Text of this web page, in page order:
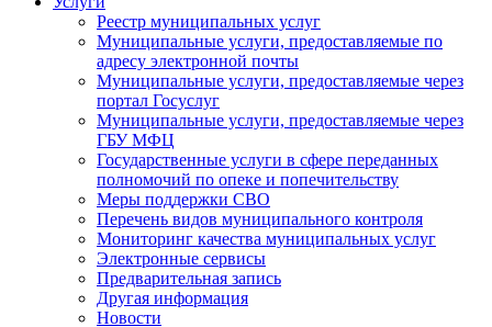
Реестр муниципальных услуг
Муниципальные услуги, предоставляемые по
адресу электронной почты
Муниципальные услуги, предоставляемые через
портал Госуслуг
Муниципальные услуги, предоставляемые через
ГБУ МФЦ
Государственные услуги в сфере переданных
полномочий по опеке и попечительству
Меры поддержки СВО
Перечень видов муниципального контроля
Мониторинг качества муниципальных услуг
Электронные сервисы
Предварительная запись
Другая информация
Новости